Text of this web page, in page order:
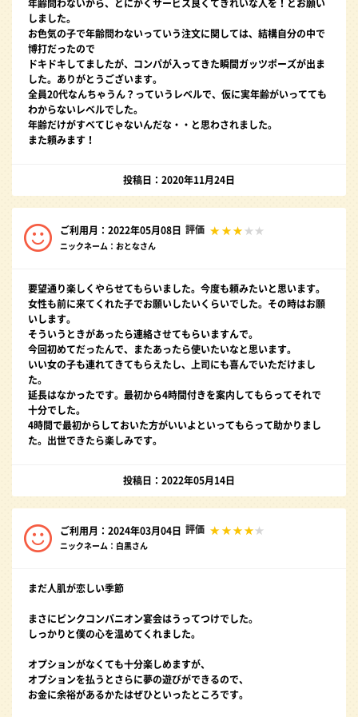
年齢問わないから、とにかくサービス良くてきれいな人を！とお願い
しました。
お色気の子で年齢問わないっていう注文に関しては、結構自分の中で
博打だったので
ドキドキしてましたが、コンパが入ってきた瞬間ガッツポーズが出ま
した。ありがとうございます。
全員20代なんちゃうん？っていうレベルで、仮に実年齢がいってても
わからないレベルでした。
年齢だけがすべてじゃないんだな・・と思わされました。
また頼みます！
投稿日：2020年11月24日
ご利用月：2022年05月08日 評価
ニックネーム：おとなさん
要望通り楽しくやらせてもらいました。今度も頼みたいと思います。
女性も前に来てくれた子でお願いしたいくらいでした。その時はお願
いします。
そういうときがあったら連絡させてもらいますんで。
今回初めてだったんで、またあったら使いたいなと思います。
いい女の子も連れてきてもらえたし、上司にも喜んでいただけまし
た。
延長はなかったです。最初から4時間付きを案内してもらってそれで
十分でした。
4時間で最初からしておいた方がいいよといってもらって助かりまし
た。出世できたら楽しみです。
投稿日：2022年05月14日
ご利用月：2024年03月04日 評価
ニックネーム：白黒さん
まだ人肌が恋しい季節
まさにピンクコンパニオン宴会はうってつけでした。
しっかりと僕の心を温めてくれました。
オプションがなくても十分楽しめますが、
オプションを払うとさらに夢の遊びができるので、
お金に余裕があるかたはぜひといったところです。